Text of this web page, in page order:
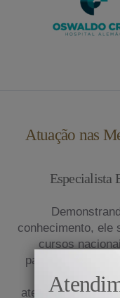
Atuação nas
Especialista
conhecimento, ele
cursos
participação em
exerce sua
atendimento em